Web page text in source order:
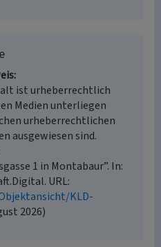
ist urheberrechtlich
Medien unterliegen
urheberrechtlichen
ausgewiesen sind.
1 in Montabaur”. In:
URL:
KLD-
2026)